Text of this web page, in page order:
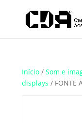
Translate
Início/ Som e
displays / FONTE